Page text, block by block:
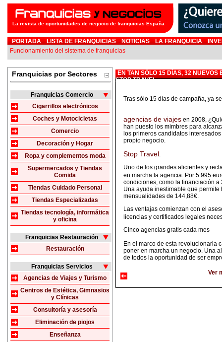
La revista de oportunidades de negocio de franquicias España
PORTADA LISTA DE FRANQUICIAS NOTICIAS LA FRANQUICIA
Funcionamiento del sistema de franquicias
Franquicias por Sectores
Franquicias Comercio
Cigarrillos electrónicos
Coches y Motocicletas
Comercio
Decoración y Hogar
Ropa y complementos moda
Supermercados y Tiendas
Comida
Tiendas Cuidado Personal
Tiendas Especializadas
Tiendas tecnología, informática
y oficina
Franquicias Restauración
Restauración
Franquicias Servicios
Agencias de Viajes y Turismo
Centros de Estética, Gimnasios
y Clínicas
Consultoría y asesoría
Eliminación de piojos
Enseñanza
EN TAN SÓLO 15 DÍAS, 32
STOP TRAVEL
Tras sólo 15 días de campaña, ya
agencias de viajes en 2008,
han puesto los mimbres para
los primeros candidatos
propio negocio.
Stop Travel.
Uno de los grandes alicientes y
en marcha la agencia. Por 5.995
condiciones, como la financiación
Una ayuda inestimable que
mensualidades de 144,88€.
Las ventajas comienzan con el
licencias y certificados legales
Cinco agencias gratis cada mes
En el marco de esta revolucionaria
poner en marcha un negocio. Una
de todos la oportunidad de ser
Ver